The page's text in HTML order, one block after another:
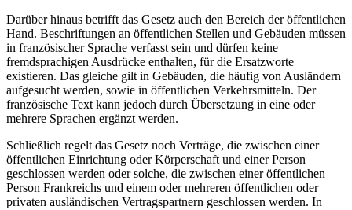
Darüber hinaus betrifft das Gesetz auch den Bereich der öffentlichen
Hand. Beschriftungen an öffentlichen Stellen und Gebäuden müssen
in französischer Sprache verfasst sein und dürfen keine
fremdsprachigen Ausdrücke enthalten, für die Ersatzworte
existieren. Das gleiche gilt in Gebäuden, die häufig von Ausländern
aufgesucht werden, sowie in öffentlichen Verkehrsmitteln. Der
französische Text kann jedoch durch Übersetzung in eine oder
mehrere Sprachen ergänzt werden.
Schließlich regelt das Gesetz noch Verträge, die zwischen einer
öffentlichen Einrichtung oder Körperschaft und einer Person
geschlossen werden oder solche, die zwischen einer öffentlichen
Person Frankreichs und einem oder mehreren öffentlichen oder
privaten ausländischen Vertragspartnern geschlossen werden. In